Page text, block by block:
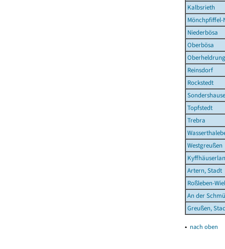
Kalbsrieth
Niederbösa
Oberbösa
Reinsdorf
Rockstedt
Topfstedt
Trebra
Westgreußen
Artern, Stadt
Roßleben-
An der
Greußen,
▴ nach oben